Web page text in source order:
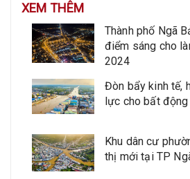
XEM THÊM
Thành phố Ngã
điểm sáng cho
2024
Đòn bẩy kinh tế,
lực cho bất
Khu dân cư
thị mới tại TP